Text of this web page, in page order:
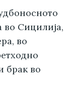
во Сицилија,
во
брак во